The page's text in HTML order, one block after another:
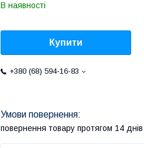
В наявності
Купити
+380 (68) 594-16-83
повернення товару протягом 14 днів